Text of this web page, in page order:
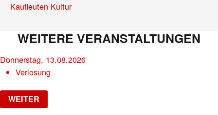
Kaufleuten Kultur
WEITERE VERANSTALTUNGEN
Donnerstag, 13.08.2026
Verlosung
WEITER